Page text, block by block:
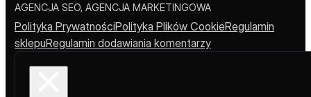
AGENCJA SEO, AGENCJA MARKETINGOWA
Polityka PrywatnościPolityka Plików CookieRegulamin
sklepuRegulamin dodawiania komentarzy